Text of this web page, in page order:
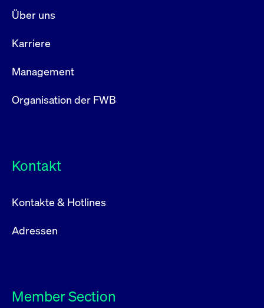
Über uns
Karriere
Management
Organisation der FWB
Kontakt
Kontakte & Hotlines
Adressen
Member Section